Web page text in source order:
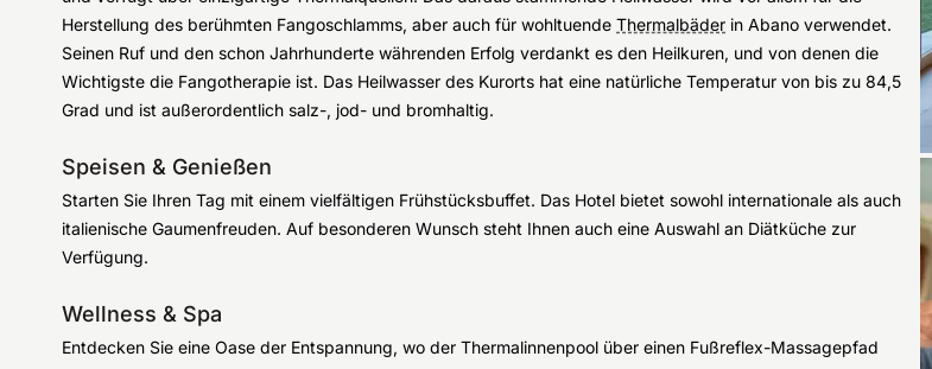
Herstellung des berühmten Fangoschlamms, aber auch für wohltuende Thermalbäder in Abano verwendet.
Seinen Ruf und den schon Jahrhunderte währenden Erfolg verdankt es den Heilkuren, und von denen die
Wichtigste die Fangotherapie ist. Das Heilwasser des Kurorts hat eine natürliche Temperatur von bis zu 84,5
Grad und ist außerordentlich salz-, jod- und bromhaltig.
Speisen & Genießen
Starten Sie Ihren Tag mit einem vielfältigen Frühstücksbuffet. Das Hotel bietet sowohl internationale als auch
italienische Gaumenfreuden. Auf besonderen Wunsch steht Ihnen auch eine Auswahl an Diätküche zur
Verfügung.
Wellness & Spa
Entdecken Sie eine Oase der Entspannung, wo der Thermalinnenpool über einen Fußreflex-Massagepfad